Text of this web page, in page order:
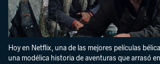
Hoy en Netflix, una de las mejores películas
una modélica historia de aventuras que arrasó